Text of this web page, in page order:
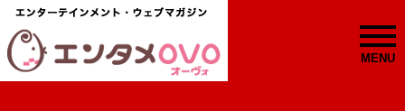
MENU